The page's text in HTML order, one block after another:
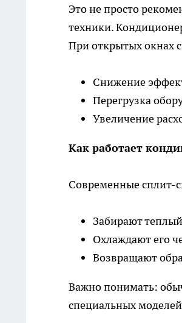
Это не просто
техники.
При открытых окнах
Снижение
Перегрузка
Увеличение
Как работает
Современные сплит-
Забирают
Охлаждают его
Возвращают
Важно понимать:
специальных